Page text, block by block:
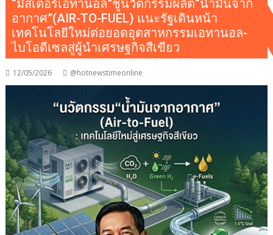
“มิสเตอร์เอทานอล”ชูนวัตกรรมผลิต“น้ำมันจาก
อากาศ”(AIR-TO-FUEL) แนะรัฐเดินหน้า
เทคโนโลยีใหม่ต่อยอดอุตสาหกรรมเอทานอล-
ไบโอดีเซลสู่ผู้นำเศรษฐกิจสีเขียว
12/05/2026 @hotnewstimeonline